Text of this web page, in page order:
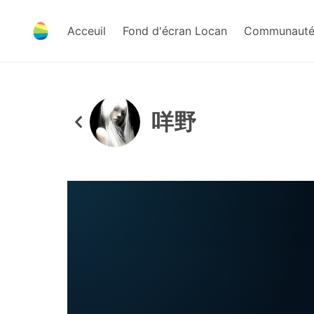
Acceuil Fond d'écran Locan
咩野